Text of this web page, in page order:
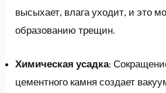
высыхает, влага уходит, и это
образованию трещин.
Химическая усадка:
цементного камня создает